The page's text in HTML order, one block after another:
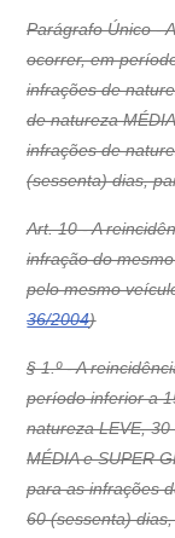
Parágrafo Único -
ocorrer, em
infrações de
de natureza
infrações de
(sessenta) dias,
Art. 10 - A
infração do
pelo mesmo
36/2004)
§ 1.º - A
período inferior a
natureza LEVE,
MÉDIA e SUPER
para as infrações
60 (sessenta)